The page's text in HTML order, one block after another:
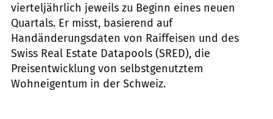
vierteljährlich jeweils zu Beginn eines neuen
Quartals. Er misst, basierend auf
Handänderungsdaten von Raiffeisen und des
Swiss Real Estate Datapools (SRED), die
Preisentwicklung von selbstgenutztem
Wohneigentum in der Schweiz.